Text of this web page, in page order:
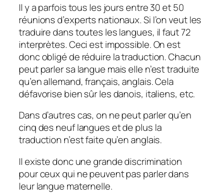
Il y a parfois tous les jours entre 30 et 50
réunions d’experts nationaux. Si l’on veut les
traduire dans toutes les langues, il faut 72
interprètes. Ceci est impossible. On est
donc obligé de réduire la traduction. Chacun
peut parler sa langue mais elle n’est traduite
qu’en allemand, français, anglais. Cela
défavorise bien sûr les danois, italiens, etc.
Dans d’autres cas, on ne peut parler qu’en
cinq des neuf langues et de plus la
traduction n’est faite qu’en anglais.
Il existe donc une grande discrimination
pour ceux qui ne peuvent pas parler dans
leur langue maternelle.